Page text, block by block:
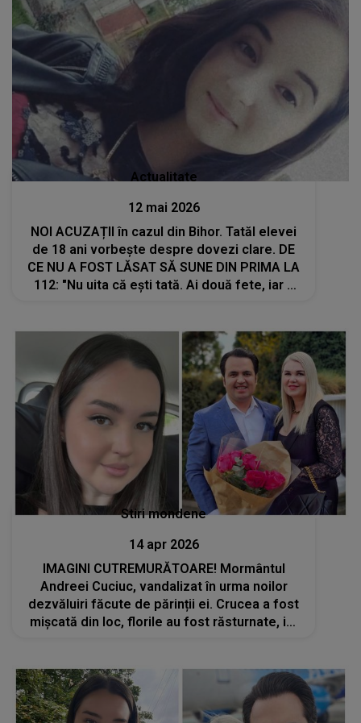
Actualitate
12 mai 2026
NOI ACUZAȚII în cazul din Bihor. Tatăl elevei
de 18 ani vorbește despre dovezi clare. DE
CE NU A FOST LĂSAT SĂ SUNE DIN PRIMA LA
112: "Nu uita că ești tată. Ai două fete, iar a
Stiri mondene
14 apr 2026
IMAGINI CUTREMURĂTOARE! Mormântul
Andreei Cuciuc, vandalizat în urma noilor
dezvăluiri făcute de părinții ei. Crucea a fost
mișcată din loc, florile au fost răsturnate, iar